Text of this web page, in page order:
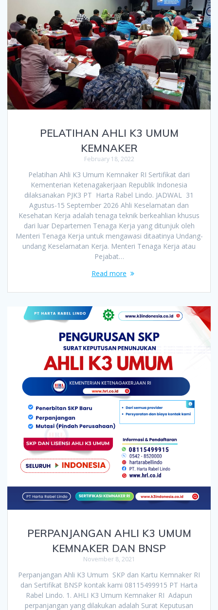
PELATIHAN AHLI K3 UMUM
KEMNAKER
February 18, 2022
Pelatihan Ahli K3 Umum Kemnaker RI Sertifikat dari
Kementerian Ketenagakerjaan Republik Indonesia
dilaksanakan PJK3 PT Harta Rabel Lindo. JADWAL 31
Agustus-15 September 2026 Ahli Keselamatan dan
Kesehatan Kerja adalah tenaga teknik berkeahlian khusus
dari luar Departemen Tenaga Kerja yang ditunjuk oleh
Menteri Tenaga Kerja untuk mengawasi ditaatinya Undang-
undang Keselamatan Kerja. Menteri Tenaga Kerja atau
Pejabat…
Read more
PERPANJANGAN AHLI K3 UMUM
KEMNAKER DAN BNSP
November 8, 2021
Perpanjangan Ahli K3 Umum SKP dan Kartu Kemnaker RI
dan Sertifikat BNSP kontak kami 08115499915 PT Harta
Rabel Lindo. 1. AHLI K3 Umum Kemnaker RI Adapun
perpanjangan yang dilakukan adalah Surat Keputusan